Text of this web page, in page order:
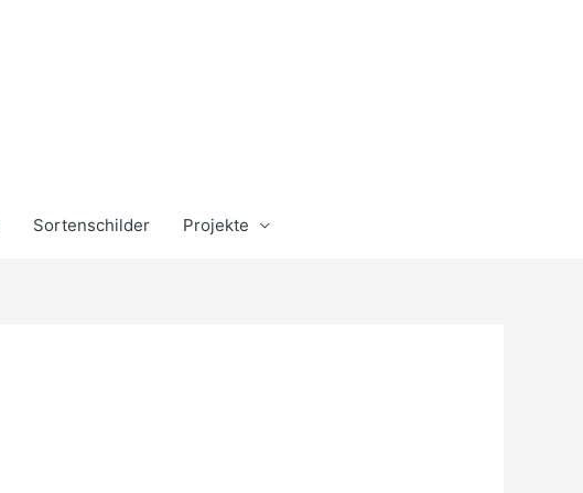
Sortenschilder Projekte